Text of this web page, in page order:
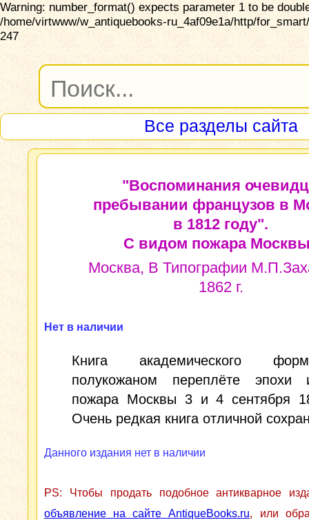
Warning: number_format() expects parameter 1 to be
/home/virtwww/w_antiquebooks-ru_4af09e1a/http/
247
Все разделы сайта
"Воспоминания
пребывании французов в
в 1812 году".
С видом пожара
Москва, В Типографии
1862 г.
Нет в наличии
Книга академического
полукожаном переплёте
пожара Москвы 3 и 4 сентября
Очень редкая книга отличной
Данного издания нет в наличии
PS: Чтобы продать подобное антикварное
объявление на сайте AntiqueBooks.ru, или